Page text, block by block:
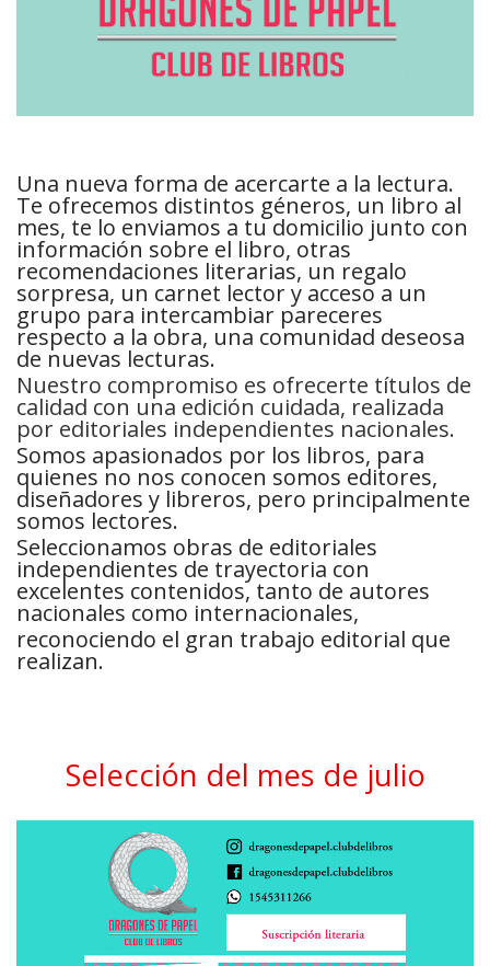
Una nueva forma de acercarte a la lectura.
Te ofrecemos distintos géneros, un libro al
mes, te lo enviamos a tu domicilio junto con
información sobre el libro, otras
recomendaciones literarias, un regalo
sorpresa, un carnet lector y acceso a un
grupo para intercambiar pareceres
respecto a la obra, una comunidad deseosa
de nuevas lecturas.
Nuestro compromiso es ofrecerte títulos de
calidad con una edición cuidada, realizada
por editoriales independientes nacionales.
Somos apasionados por los libros, para
quienes no nos conocen somos editores,
diseñadores y libreros, pero principalmente
somos lectores.
Seleccionamos obras de editoriales
independientes de trayectoria con
excelentes contenidos, tanto de autores
nacionales como internacionales,
reconociendo el gran trabajo editorial que
realizan.
Selección del mes de julio